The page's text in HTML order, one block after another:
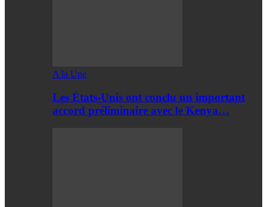
A la Une
Les États-Unis ont conclu un important
accord préliminaire avec le Kenya…